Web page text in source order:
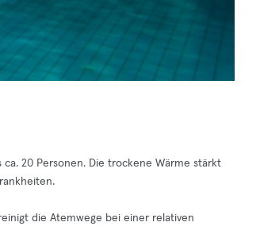
20 Personen. Die trockene Wärme stärkt
die Atemwege bei einer relativen